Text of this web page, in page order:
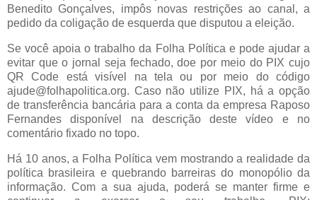
Benedito Gonçalves, impôs novas restrições ao canal, a
pedido da coligação de esquerda que disputou a eleição.
Se você apoia o trabalho da Folha Política e pode ajudar a
evitar que o jornal seja fechado, doe por meio do PIX cujo
QR Code está visível na tela ou por meio do código
ajude@folhapolitica.org. Caso não utilize PIX, há a opção
de transferência bancária para a conta da empresa Raposo
Fernandes disponível na descrição deste vídeo e no
comentário fixado no topo.
Há 10 anos, a Folha Política vem mostrando a realidade da
política brasileira e quebrando barreiras do monopólio da
informação. Com a sua ajuda, poderá se manter firme e